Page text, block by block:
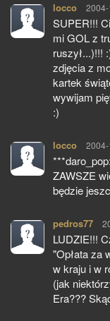
locco pisze:
SUPER!!!
mi GOL z
ruszył...)!!!
zdjęcia z
kartek
wywijam
:)
locco pisze:
ZAWSZE
będzie
pedros77
LUDZIE!!!
"Opłata za
w kraju i w
(jak
Era???